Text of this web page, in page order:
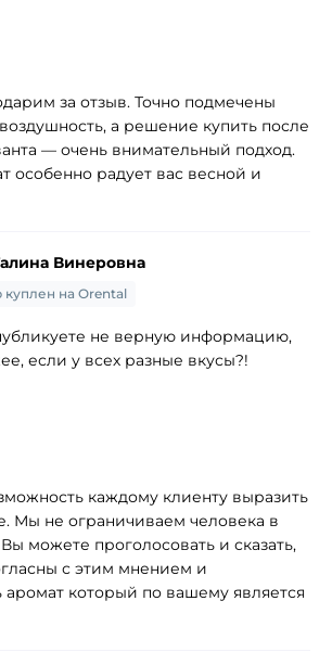
за отзыв. Точно подмечены
а решение купить после
— очень внимательный подход.
особенно радует вас весной и
Винеровна
куплен на Orental
не верную информацию,
если у всех разные вкусы?!
каждому клиенту выразить
Мы не ограничиваем человека в
можете проголосовать и сказать,
с этим мнением и
который по вашему является